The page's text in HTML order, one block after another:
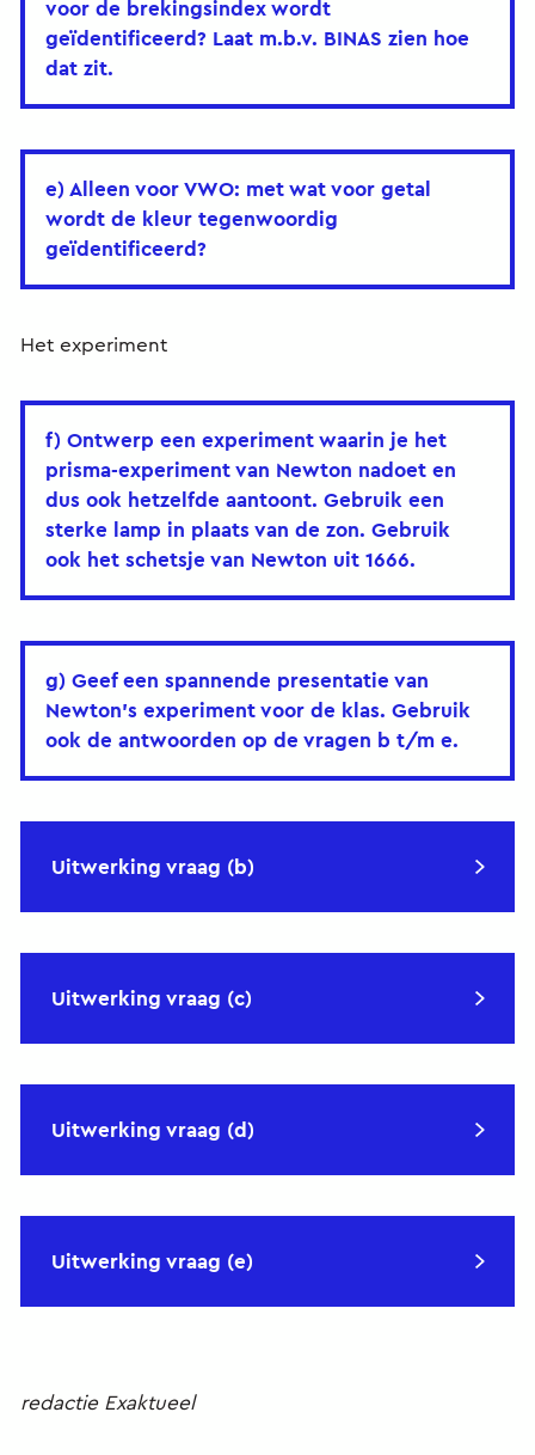
voor de brekingsindex wordt
geïdentificeerd? Laat m.b.v. BINAS zien hoe
dat zit.
e) Alleen voor VWO: met wat voor getal
wordt de kleur tegenwoordig
geïdentificeerd?
Het experiment
f) Ontwerp een experiment waarin je het
prisma-experiment van Newton nadoet en
dus ook hetzelfde aantoont. Gebruik een
sterke lamp in plaats van de zon. Gebruik
ook het schetsje van Newton uit 1666.
g) Geef een spannende presentatie van
Newton's experiment voor de klas. Gebruik
ook de antwoorden op de vragen b t/m e.
Uitwerking vraag (b)
Uitwerking vraag (c)
Uitwerking vraag (d)
Uitwerking vraag (e)
redactie Exaktueel